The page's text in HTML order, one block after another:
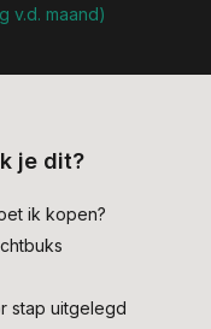
v.d. maand)
je dit?
ik kopen?
stap uitgelegd